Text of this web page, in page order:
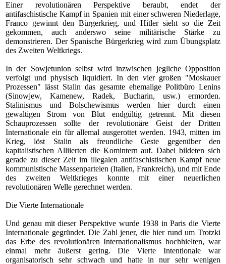
Einer revolutionären Perspektive beraubt, endet der
antifaschistische Kampf in Spanien mit einer schweren Niederlage,
Franco gewinnt den Bürgerkrieg, und Hitler sieht so die Zeit
gekommen, auch anderswo seine militärische Stärke zu
demonstrieren. Der Spanische Bürgerkrieg wird zum Übungsplatz
des Zweiten Weltkriegs.
In der Sowjetunion selbst wird inzwischen jegliche Opposition
verfolgt und physisch liquidiert. In den vier großen "Moskauer
Prozessen" lässt Stalin das gesamte ehemalige Politbüro Lenins
(Sinowjew, Kamenew, Radek, Bucharin, usw.) ermorden.
Stalinismus und Bolschewismus werden hier durch einen
gewaltigen Strom von Blut endgültig getrennt. Mit diesen
Schauprozessen sollte der revolutionäre Geist der Dritten
Internationale ein für allemal ausgerottet werden. 1943, mitten im
Krieg, löst Stalin als freundliche Geste gegenüber den
kapitalistischen Alliierten die Komintern auf. Dabei bildeten sich
gerade zu dieser Zeit im illegalen antifaschistischen Kampf neue
kommunistische Massenparteien (Italien, Frankreich), und mit Ende
des zweiten Weltkrieges konnte mit einer neuerlichen
revolutionären Welle gerechnet werden.
Die Vierte Internationale
Und genau mit dieser Perspektive wurde 1938 in Paris die Vierte
Internationale gegründet. Die Zahl jener, die hier rund um Trotzki
das Erbe des revolutionären Internationalismus hochhielten, war
einmal mehr äußerst gering. Die Vierte Intentionale war
organisatorisch sehr schwach und hatte in nur sehr wenigen